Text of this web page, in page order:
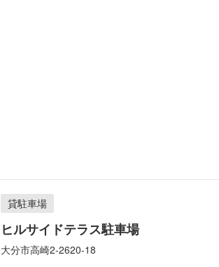
貸駐車場
ヒルサイドテラス駐車場
大分市高崎2-2620-18